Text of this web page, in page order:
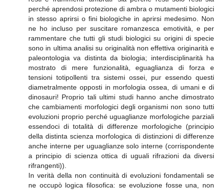
perché aprendosi protezione di ambra o mutamenti biologici
in stesso aprirsi o fini biologiche in aprirsi medesimo. Non
ne ho incluso per suscitare romanzesca emotività, e per
rammentare che tutti gli studi biologici su origini di specie
sono in ultima analisi su originalità non effettiva originarità e
paleontologia va distinta da biologia; interdisciplinarità ha
mostrato di mere funzionalità, eguaglianza di forza e
tensioni totipollenti tra sistemi ossei, pur essendo questi
diametralmente opposti in morfologia ossea, di umani e di
dinosauri! Proprio tali ultimi studi hanno anche dimostrato
che cambiamenti morfologici degli organismi non sono tutti
evoluzioni proprio perché uguaglianze morfologiche parziali
essendoci di totalità di differenze morfologiche (principio
della distinta scienza morfologica di distinzioni di differenze
anche interne per uguaglianze solo interne (corrispondente
a principio di scienza ottica di uguali rifrazioni da diversi
rifrangenti)).
In verità della non continuità di evoluzioni fondamentali se
ne occupò logica filosofica: se evoluzione fosse una, non